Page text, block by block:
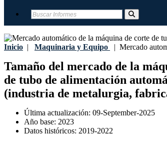
Inicio | Maquinaria y Equipo | Mercado
Tamaño del mercado de la
de tubo de alimentación
(industria de metalurgia,
Última actualización: 09-September-2025
Año base: 2023
Datos históricos: 2019-2022